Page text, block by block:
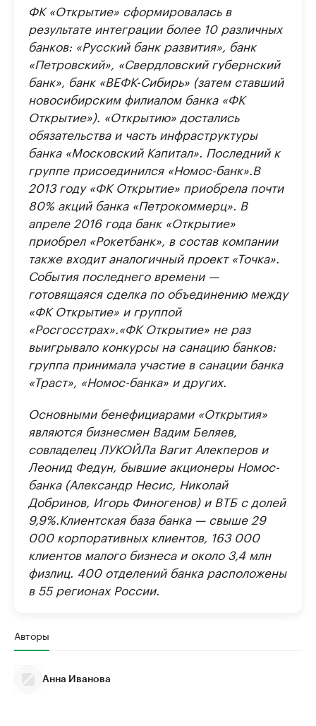
ФК «Открытие» сформировалась в
результате интеграции более 10 различных
банков: «Русский банк развития», банк
«Петровский», «Свердловский губернский
банк», банк «ВЕФК-Сибирь» (затем ставший
новосибирским филиалом банка «ФК
Открытие»). «Открытию» достались
обязательства и часть инфраструктуры
банка «Московский Капитал». Последний к
группе присоединился «Номос-банк». В
2013 году «ФК Открытие» приобрела почти
80% акций банка «Петрокоммерц». В
апреле 2016 года банк «Открытие»
приобрел «Рокетбанк», в состав компании
также входит аналогичный проект «Точка».
События последнего времени —
готовящаяся сделка по объединению между
«ФК Открытие» и группой
«Росгосстрах». «ФК Открытие» не раз
выигрывало конкурсы на санацию банков:
группа принимала участие в санации банка
«Траст», «Номос-банка» и других.
Основными бенефициарами «Открытия»
являются бизнесмен Вадим Беляев,
совладелец ЛУКОЙЛа Вагит Алекперов и
Леонид Федун, бывшие акционеры Номос-
банка (Александр Несис, Николай
Добринов, Игорь Финогенов) и ВТБ с долей
9,9%. Клиентская база банка — свыше 29
000 корпоративных клиентов, 163 000
клиентов малого бизнеса и около 3,4 млн
физлиц. 400 отделений банка расположены
в 55 регионах России.
Авторы
Анна Иванова